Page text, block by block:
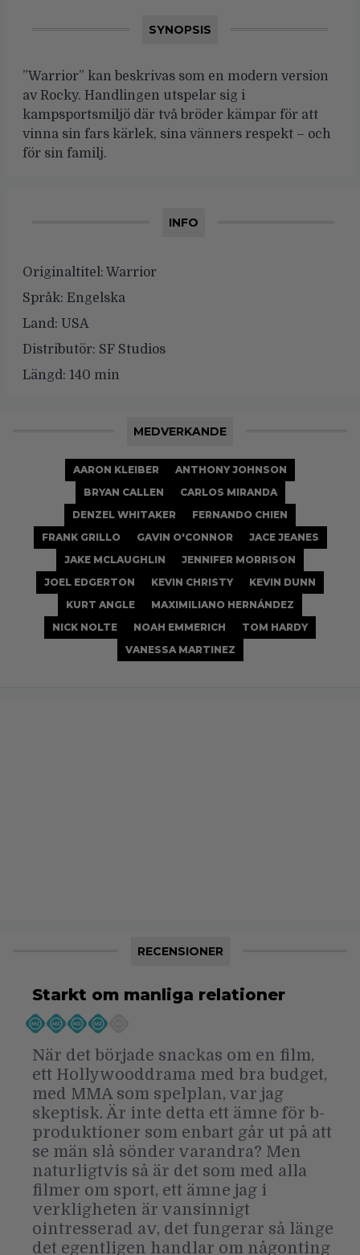
SYNOPSIS
”Warrior” kan beskrivas som en modern version
av Rocky. Handlingen utspelar sig i
kampsportsmiljö där två bröder kämpar för att
vinna sin fars kärlek, sina vänners respekt – och
för sin familj.
INFO
Originaltitel: Warrior
Språk: Engelska
Land: USA
Distributör: SF Studios
Längd: 140 min
MEDVERKANDE
AARON KLEIBER
ANTHONY JOHNSON
BRYAN CALLEN
CARLOS MIRANDA
DENZEL WHITAKER
FERNANDO CHIEN
FRANK GRILLO
GAVIN O'CONNOR
JACE JEANES
JAKE MCLAUGHLIN
JENNIFER MORRISON
JOEL EDGERTON
KEVIN CHRISTY
KEVIN DUNN
KURT ANGLE
MAXIMILIANO HERNÁNDEZ
NICK NOLTE
NOAH EMMERICH
TOM HARDY
VANESSA MARTINEZ
RECENSIONER
Starkt om manliga relationer
När det började snackas om en film,
ett Hollywooddrama med bra budget,
med MMA som spelplan, var jag
skeptisk. Är inte detta ett ämne för b-
produktioner som enbart går ut på att
se män slå sönder varandra? Men
naturligtvis så är det som med alla
filmer om sport, ett ämne jag i
verkligheten är vansinnigt
ointresserad av, det fungerar så länge
det egentligen handlar om någonting